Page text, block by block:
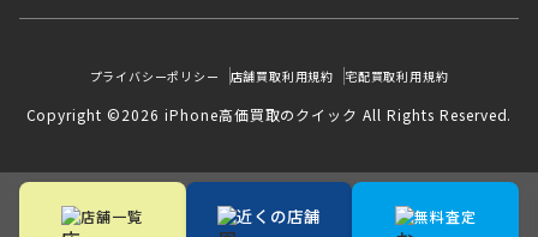
プライバシーポリシー 店舗買取利用規約 宅配買取利用規約
Copyright ©2026 iPhone高価買取のクイック All Rights Reserved.
店舗一覧 近くの店舗 無料査定